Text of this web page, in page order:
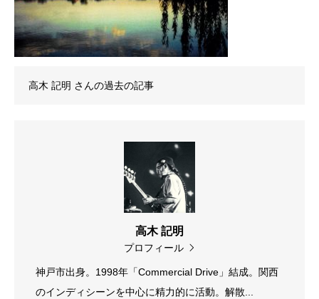
高木 記明 さんの過去の記事
高木 記明
プロフィール
神戸市出身。1998年「Commercial Drive」結成。関西
のインディシーンを中心に精力的に活動。解散...